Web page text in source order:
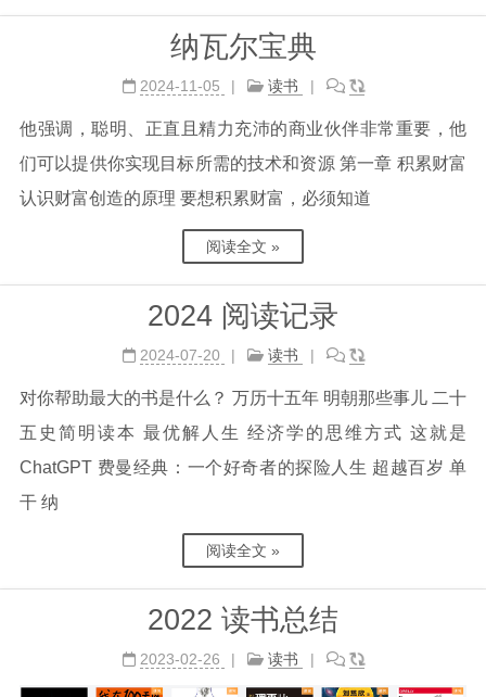
纳瓦尔宝典
2024-11-05 读书
他强调，聪明、正直且精力充沛的商业伙伴非常重要，他
们可以提供你实现目标所需的技术和资源 第一章 积累财富
认识财富创造的原理 要想积累财富，必须知道
阅读全文 »
2024 阅读记录
2024-07-20 读书
对你帮助最大的书是什么？ 万历十五年 明朝那些事儿 二十
五史简明读本 最优解人生 经济学的思维方式 这就是
ChatGPT 费曼经典：一个好奇者的探险人生 超越百岁 单
干 纳
阅读全文 »
2022 读书总结
2023-02-26 读书